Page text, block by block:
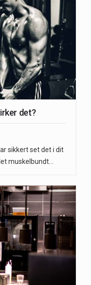
det?
sikkert set det i dit
muskelbundt…